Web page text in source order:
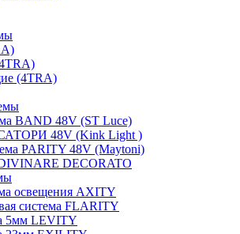
(4TRA)
BAND 48V (ST Luce)
САТОРИ 48V (Kink Light )
PARITY 48V (Maytoni)
DIVINARE DECORATO
освещения AXITY
система FLARITY
5мм LEVITY